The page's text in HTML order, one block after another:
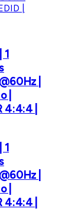
1
|
|
4:4:4 |
1
|
|
4:4:4 |